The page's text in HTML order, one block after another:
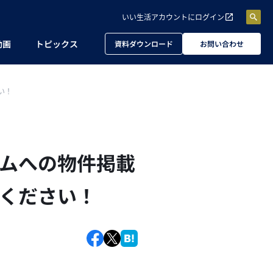
いい生活アカウントにログイン
画 トピックス 資料ダウンロード お問い合わせ
！
への物件掲載
ださい！